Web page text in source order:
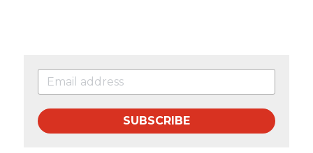
SUBSCRIBE